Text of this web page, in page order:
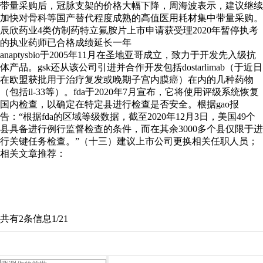
带量采购后，冠脉支架的价格大幅下降，周海波表示，建议继续
加快对骨科等国产替代程度成熟的高值医用耗材集中带量采购。
辰欣药业4类仿制药特立氟胺片上市申请获受理2020年暂停执考
的执业药师已合格成绩延长一年
anaptysbio于2005年11月在圣地亚哥成立，致力于开发先入级抗
体产品。gsk还从该公司引进并合作开发包括dostarlimab（于近日
在欧盟获批用于治疗复发或晚期子宫内膜癌）在内的几种药物
（包括il-33等）。fda于2020年7月宣布，它将使用评级系统恢复
国内检查，以确定在特定县进行检查是否安全。根据gao报
告：“根据fda的区域等级数据，截至2020年12月3日，美国49个
县具备进行例行监督检查的条件，而在其余3000多个县仅限于进
行关键任务检查。”（十三）建议上市公司更换相关任职人员；
相关文章推荐：
共有2条信息1/21